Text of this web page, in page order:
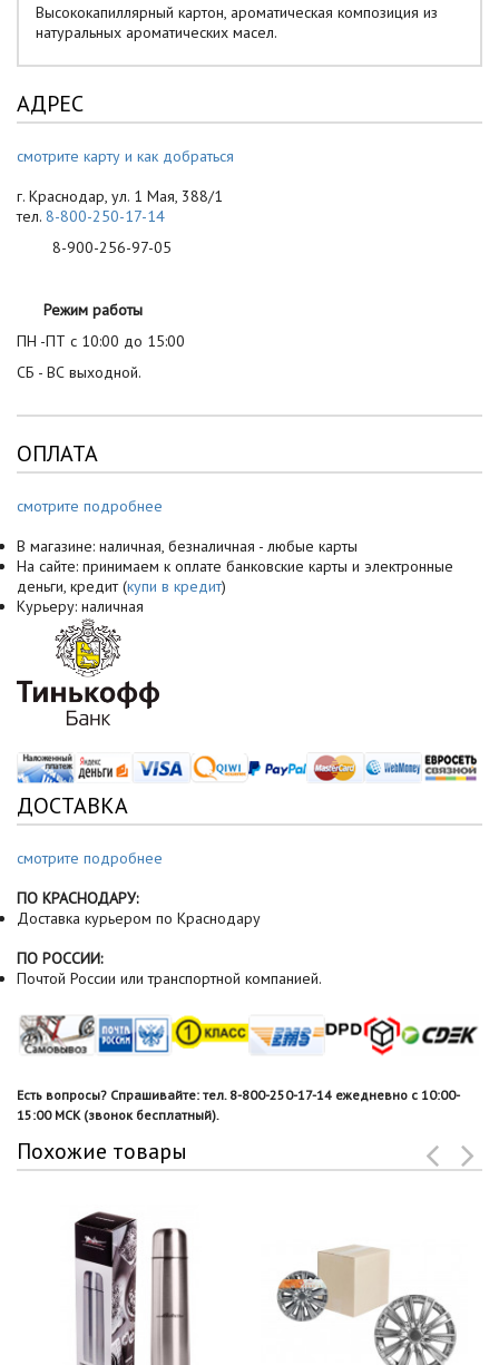
Высококапиллярный картон, ароматическая композиция из
натуральных ароматических масел.
АДРЕС
смотрите карту и как добраться
г. Краснодар, ул. 1 Мая, 388/1
тел. 8-800-250-17-14
8-900-256-97-05
Режим работы
ПН -ПТ с 10:00 до 15:00
СБ - ВС выходной.
ОПЛАТА
смотрите подробнее
В магазине: наличная, безналичная - любые карты
На сайте: принимаем к оплате банковские карты и электронные
деньги, кредит (купи в кредит)
Курьеру: наличная
ДОСТАВКА
смотрите подробнее
ПО КРАСНОДАРУ:
Доставка курьером по Краснодару
ПО РОССИИ:
Почтой России или транспортной компанией.
Есть вопросы? Спрашивайте: тел. 8-800-250-17-14 ежедневно с 10:00-
15:00 МСК (звонок бесплатный).
Похожие товары